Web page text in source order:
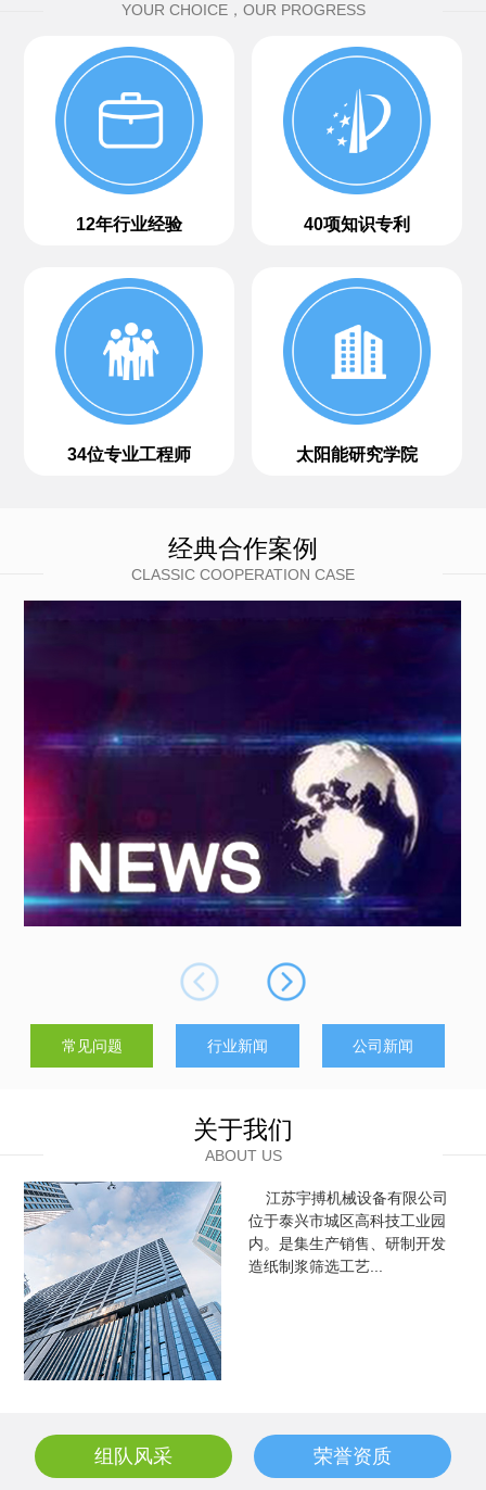
YOUR CHOICE，OUR PROGRESS
12年行业经验 40项知识专利
34位专业工程师 太阳能研究学院
经典合作案例
CLASSIC COOPERATION CASE
冷设备(空调)扬声器、工艺品制作、造...
常见问题 行业新闻 公司新闻
关于我们
ABOUT US
江苏宇搏机械设备有限公司
位于泰兴市城区高科技工业园
内。是集生产销售、研制开发
造纸制浆筛选工艺...
组队风采 荣誉资质